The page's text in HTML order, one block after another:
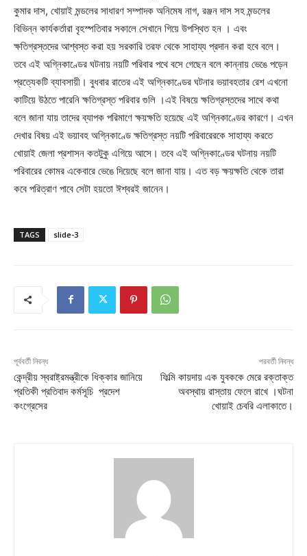
কুমার দাস, খোয়াই মন্ডলের সাধারণ সম্পাদক অনিমেষ নাগ, রঞ্জন দাস সহ মন্ডলের
বিভিন্ন কার্যকর্তারা বৃহস্পতিবার সকালে সেখানে গিয়ে উপস্থিত হন । এবং
ক্ষতিগ্রস্তদের আশ্বস্ত করা হয় সরকারি তরফ থেকে সাহায্য প্রদান করা হবে বলে।
তবে এই অগ্নিকাণ্ডের ঘটনায় নয়টি পরিবার পথে বসে গেছেন বলে কান্নায় ভেঙে পড়েন
প্রত্যেকটি ব্যাবসায়ী। বুধবার রাতের এই অগ্নিকাণ্ডের ঘটনার ভয়াবহতার রেশ এখনো
কাটিয়ে উঠতে পারেনি ক্ষতিগ্রস্ত পরিবার গুলি ।এই বিষয়ে ক্ষতিগ্রস্তদের সাথে কথা
বলে জানা যায় তাদের ব্যাপক পরিমাণে ক্ষয়ক্ষতি হয়েছে এই অগ্নিকাণ্ডের কারণে। এখন
দেখার বিষয় এই ভয়াবহ অগ্নিকাণ্ডে ক্ষতিগ্রস্ত নয়টি পরিবারেরকে সাহায্য করতে
খোয়াই জেলা প্রশাসন কতটুকু এগিয়ে আসে। তবে এই অগ্নিকাণ্ডের ঘটনায় নয়টি
পরিবারের কোমর একেবারে ভেঙে দিয়েছে বলে জানা যায়। এত বড় ক্ষয়ক্ষতি থেকে তারা
কবে পরিত্রাণ পাবে সেটা হয়তো ঈশ্বরই জানেন।
TAGS slide-3
পূর্ববর্তী নিবন্ধ
কেন্দ্রীয় স্বরাষ্ট্রমন্ত্রীকে ধিক্কার জানিয়ে
প্রতিকী প্রতিবাদ কর্মসূচি প্রদেশ
কংগ্রেসের
পরবর্তী নিবন্ধ
ফিল্মি কায়দায় এক যুবককে মেরে রক্তাক্ত
অবস্থায় রাস্তায় ফেলে রাখে ।ঘটনা
খোয়াই চেবরি এলাকাতে।